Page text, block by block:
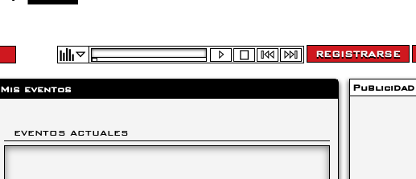
Mis eventos
EVENTOS ACTUALES
Publicidad